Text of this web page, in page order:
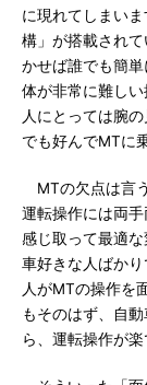
に現れてしまい
構」が搭載され
かせば誰でも簡
体が非常に難し
人にとっては腕
でも好んでMTに
MTの欠点は言
運転操作には両
感じ取って最適な
車好きな人ばか
人がMTの操作を
もそのはず、自
ら、運転操作が